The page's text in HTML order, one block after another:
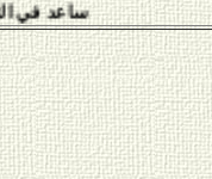
ساعد في التنضيد: